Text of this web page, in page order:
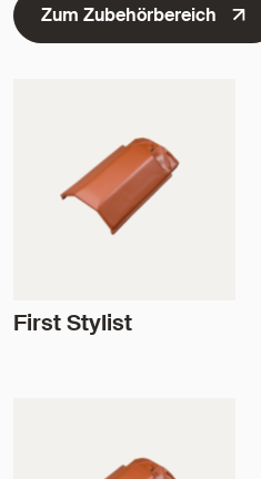
Zum Zubehörbereich
First Stylist